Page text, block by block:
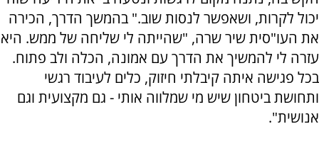
יכול לקרות, ושאפשר לנסות שוב." בהמשך הדרך, הכירה
את העו"סית שיר שרה, "שהייתה לי שליחה של ממש. היא
עזרה לי להמשיך את הדרך עם אמונה, הכלה ולב פתוח.
בכל פגישה איתה קיבלתי חיזוק, כלים לעיבוד רגשי
ותחושת ביטחון שיש מי שמלווה אותי - גם מקצועית וגם
אנושית".